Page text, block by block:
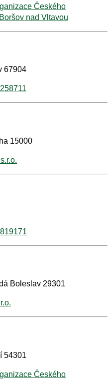
Českého
nad Vltavou
67904
15000
Boleslav 29301
54301
Českého